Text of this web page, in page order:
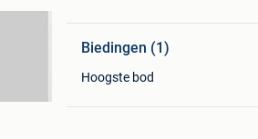
Biedingen (1)
Hoogste bod